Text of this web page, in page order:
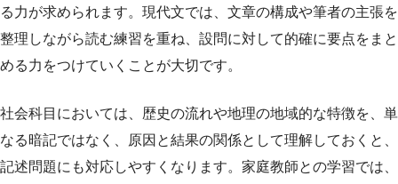
る力が求められます。現代文では、文章の構成や筆者の主張を
整理しながら読む練習を重ね、設問に対して的確に要点をまと
める力をつけていくことが大切です。
社会科目においては、歴史の流れや地理の地域的な特徴を、単
なる暗記ではなく、原因と結果の関係として理解しておくと、
記述問題にも対応しやすくなります。家庭教師との学習では、